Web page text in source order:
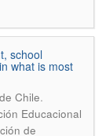
school
what is most
Chile.
Educacional
de